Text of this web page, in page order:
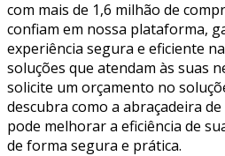
com mais de 1,6 milhão de
confiam em nossa plataforma,
experiência segura e eficiente
soluções que atendam às suas
solicite um orçamento no
descubra como a abraçadeira
pode melhorar a eficiência de
de forma segura e prática.